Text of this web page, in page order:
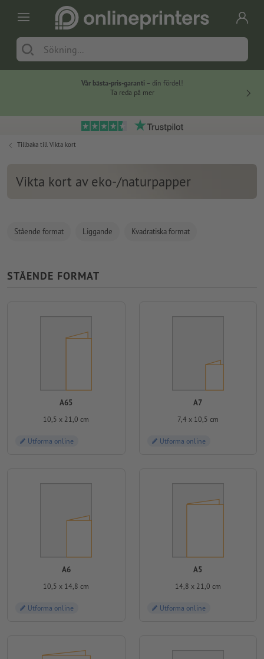
Vår bästa-pris-garanti – din fördel!
Ta reda på mer
Tillbaka till Vikta kort
Vikta kort av eko-/naturpapper
Stående format Liggande Kvadratiska format
STÅENDE FORMAT
A65
10,5 x 21,0 cm
Utforma online
A7
7,4 x 10,5 cm
Utforma online
A6
10,5 x 14,8 cm
Utforma online
A5
14,8 x 21,0 cm
Utforma online